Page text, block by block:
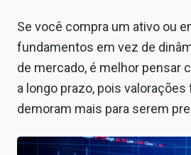
Se você compra um ativo ou
fundamentos em vez de
de mercado, é melhor pensar
a longo prazo, pois
demoram mais para serem